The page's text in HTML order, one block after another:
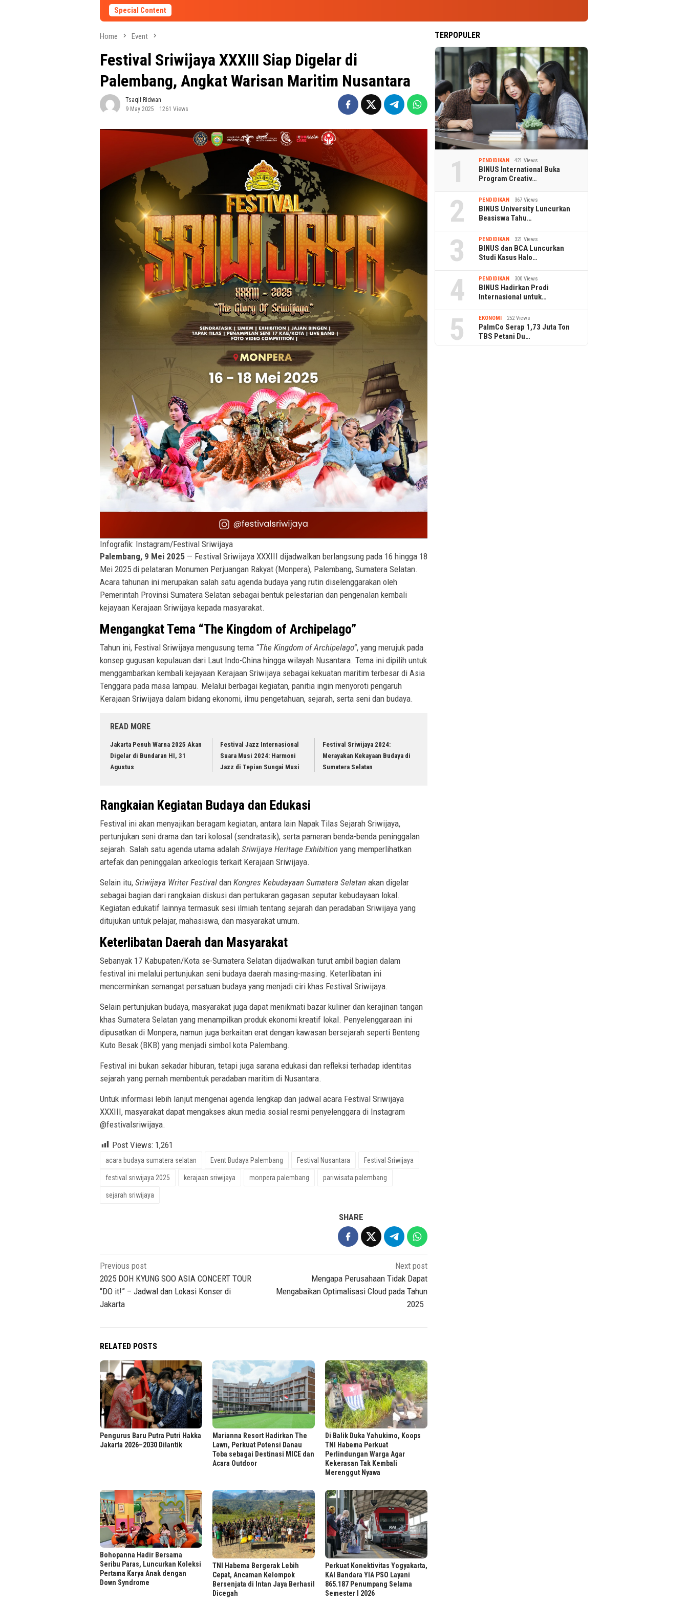
Special Content
Home Event
Festival Sriwijaya XXXIII Siap Digelar di
Palembang, Angkat Warisan Maritim Nusantara
Tsaqif Ridwan
9 May 2025
1261 Views
Infografik: Instagram/Festival Sriwijaya
Palembang, 9 Mei 2025 — Festival Sriwijaya XXXIII dijadwalkan berlangsung pada 16 hingga 18
Mei 2025 di pelataran Monumen Perjuangan Rakyat (Monpera), Palembang, Sumatera Selatan.
Acara tahunan ini merupakan salah satu agenda budaya yang rutin diselenggarakan oleh
Pemerintah Provinsi Sumatera Selatan sebagai bentuk pelestarian dan pengenalan kembali
kejayaan Kerajaan Sriwijaya kepada masyarakat.
Mengangkat Tema “The Kingdom of Archipelago”
Tahun ini, Festival Sriwijaya mengusung tema “The Kingdom of Archipelago”, yang merujuk pada
konsep gugusan kepulauan dari Laut Indo-China hingga wilayah Nusantara. Tema ini dipilih untuk
menggambarkan kembali kejayaan Kerajaan Sriwijaya sebagai kekuatan maritim terbesar di Asia
Tenggara pada masa lampau. Melalui berbagai kegiatan, panitia ingin menyoroti pengaruh
Kerajaan Sriwijaya dalam bidang ekonomi, ilmu pengetahuan, sejarah, serta seni dan budaya.
READ MORE
Jakarta Penuh Warna 2025 Akan
Digelar di Bundaran HI, 31
Agustus
Festival Jazz Internasional
Suara Musi 2024: Harmoni
Jazz di Tepian Sungai Musi
Festival Sriwijaya 2024:
Merayakan Kekayaan Budaya di
Sumatera Selatan
Rangkaian Kegiatan Budaya dan Edukasi
Festival ini akan menyajikan beragam kegiatan, antara lain Napak Tilas Sejarah Sriwijaya,
pertunjukan seni drama dan tari kolosal (sendratasik), serta pameran benda-benda peninggalan
sejarah. Salah satu agenda utama adalah Sriwijaya Heritage Exhibition yang memperlihatkan
artefak dan peninggalan arkeologis terkait Kerajaan Sriwijaya.
Selain itu, Sriwijaya Writer Festival dan Kongres Kebudayaan Sumatera Selatan akan digelar
sebagai bagian dari rangkaian diskusi dan pertukaran gagasan seputar kebudayaan lokal.
Kegiatan edukatif lainnya termasuk sesi ilmiah tentang sejarah dan peradaban Sriwijaya yang
ditujukan untuk pelajar, mahasiswa, dan masyarakat umum.
Keterlibatan Daerah dan Masyarakat
Sebanyak 17 Kabupaten/Kota se-Sumatera Selatan dijadwalkan turut ambil bagian dalam
festival ini melalui pertunjukan seni budaya daerah masing-masing. Keterlibatan ini
mencerminkan semangat persatuan budaya yang menjadi ciri khas Festival Sriwijaya.
Selain pertunjukan budaya, masyarakat juga dapat menikmati bazar kuliner dan kerajinan tangan
khas Sumatera Selatan yang menampilkan produk ekonomi kreatif lokal. Penyelenggaraan ini
dipusatkan di Monpera, namun juga berkaitan erat dengan kawasan bersejarah seperti Benteng
Kuto Besak (BKB) yang menjadi simbol kota Palembang.
Festival ini bukan sekadar hiburan, tetapi juga sarana edukasi dan refleksi terhadap identitas
sejarah yang pernah membentuk peradaban maritim di Nusantara.
Untuk informasi lebih lanjut mengenai agenda lengkap dan jadwal acara Festival Sriwijaya
XXXIII, masyarakat dapat mengakses akun media sosial resmi penyelenggara di Instagram
@festivalsriwijaya.
Post Views: 1,261
acara budaya sumatera selatan Event Budaya Palembang Festival Nusantara Festival Sriwijaya
festival sriwijaya 2025 kerajaan sriwijaya monpera palembang pariwisata palembang
sejarah sriwijaya
SHARE
Post
navigation
Previous post
2025 DOH KYUNG SOO ASIA CONCERT TOUR
“DO it!” – Jadwal dan Lokasi Konser di
Jakarta
Next post
Mengapa Perusahaan Tidak Dapat
Mengabaikan Optimalisasi Cloud pada Tahun
2025
RELATED POSTS
Pengurus Baru Putra Putri Hakka
Jakarta 2026–2030 Dilantik
Marianna Resort Hadirkan The
Lawn, Perkuat Potensi Danau
Toba sebagai Destinasi MICE dan
Acara Outdoor
Di Balik Duka Yahukimo, Koops
TNI Habema Perkuat
Perlindungan Warga Agar
Kekerasan Tak Kembali
Merenggut Nyawa
Bohopanna Hadir Bersama
Seribu Paras, Luncurkan Koleksi
Pertama Karya Anak dengan
Down Syndrome
TNI Habema Bergerak Lebih
Cepat, Ancaman Kelompok
Bersenjata di Intan Jaya Berhasil
Dicegah
Perkuat Konektivitas Yogyakarta,
KAI Bandara YIA PSO Layani
865.187 Penumpang Selama
Semester I 2026
TERPOPULER
1 PENDIDIKAN 421 Views
BINUS International Buka
Program Creativ…
2 PENDIDIKAN 367 Views
BINUS University Luncurkan
Beasiswa Tahu…
3 PENDIDIKAN 321 Views
BINUS dan BCA Luncurkan
Studi Kasus Halo…
4 PENDIDIKAN 300 Views
BINUS Hadirkan Prodi
Internasional untuk…
5 EKONOMI 252 Views
PalmCo Serap 1,73 Juta Ton
TBS Petani Du…